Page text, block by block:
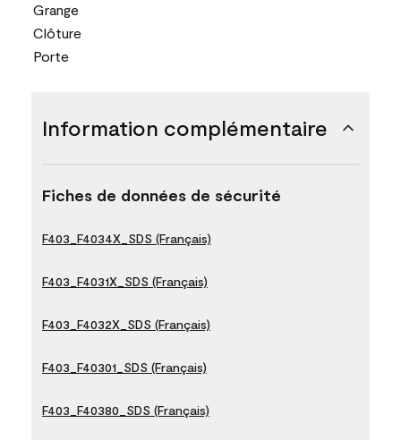
Grange
Clôture
Porte
Information complémentaire
Fiches de données de sécurité
F403_F4034X_SDS (Français)
F403_F4031X_SDS (Français)
F403_F4032X_SDS (Français)
F403_F40301_SDS (Français)
F403_F40380_SDS (Français)